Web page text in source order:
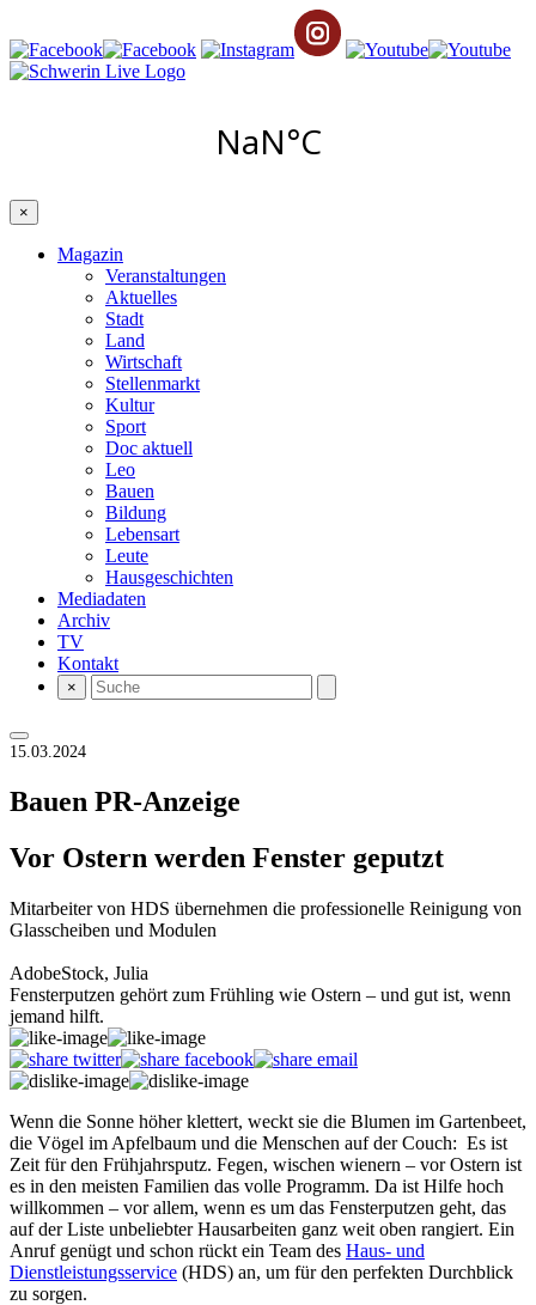
×
Magazin
Veranstaltungen
Aktuelles
Stadt
Land
Wirtschaft
Stellenmarkt
Kultur
Sport
Doc aktuell
Leo
Bauen
Bildung
Lebensart
Leute
Hausgeschichten
Mediadaten
Archiv
TV
Kontakt
×
15.03.2024
Bauen PR-Anzeige
Vor Ostern werden Fenster geputzt
Mitarbeiter von HDS übernehmen die professionelle Reinigung von
Glasscheiben und Modulen
AdobeStock, Julia
Fensterputzen gehört zum Frühling wie Ostern – und gut ist, wenn
jemand hilft.
Wenn die Sonne höher klettert, weckt sie die Blumen im Gartenbeet,
die Vögel im Apfelbaum und die Menschen auf der Couch: Es ist
Zeit für den Frühjahrsputz. Fegen, wischen wienern – vor Ostern ist
es in den meisten Familien das volle Programm. Da ist Hilfe hoch
willkommen – vor allem, wenn es um das Fensterputzen geht, das
auf der Liste unbeliebter Hausarbeiten ganz weit oben rangiert. Ein
Anruf genügt und schon rückt ein Team des Haus- und
Dienstleistungsservice (HDS) an, um für den perfekten Durchblick
zu sorgen.